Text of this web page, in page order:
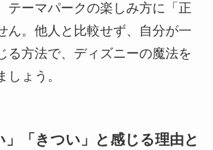
テーマパークの楽しみ方に「正
ん。他人と比較せず、自分が一
る方法で、ディズニーの魔法を
しょう。
」「きつい」と感じる理由と